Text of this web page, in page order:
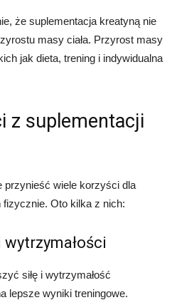
że suplementacja kreatyną nie
masy ciała. Przyrost masy
jak dieta, trening i indywidualna
z suplementacji
przynieść wiele korzyści dla
Oto kilka z nich:
wytrzymałości
siłę i wytrzymałość
lepsze wyniki treningowe.